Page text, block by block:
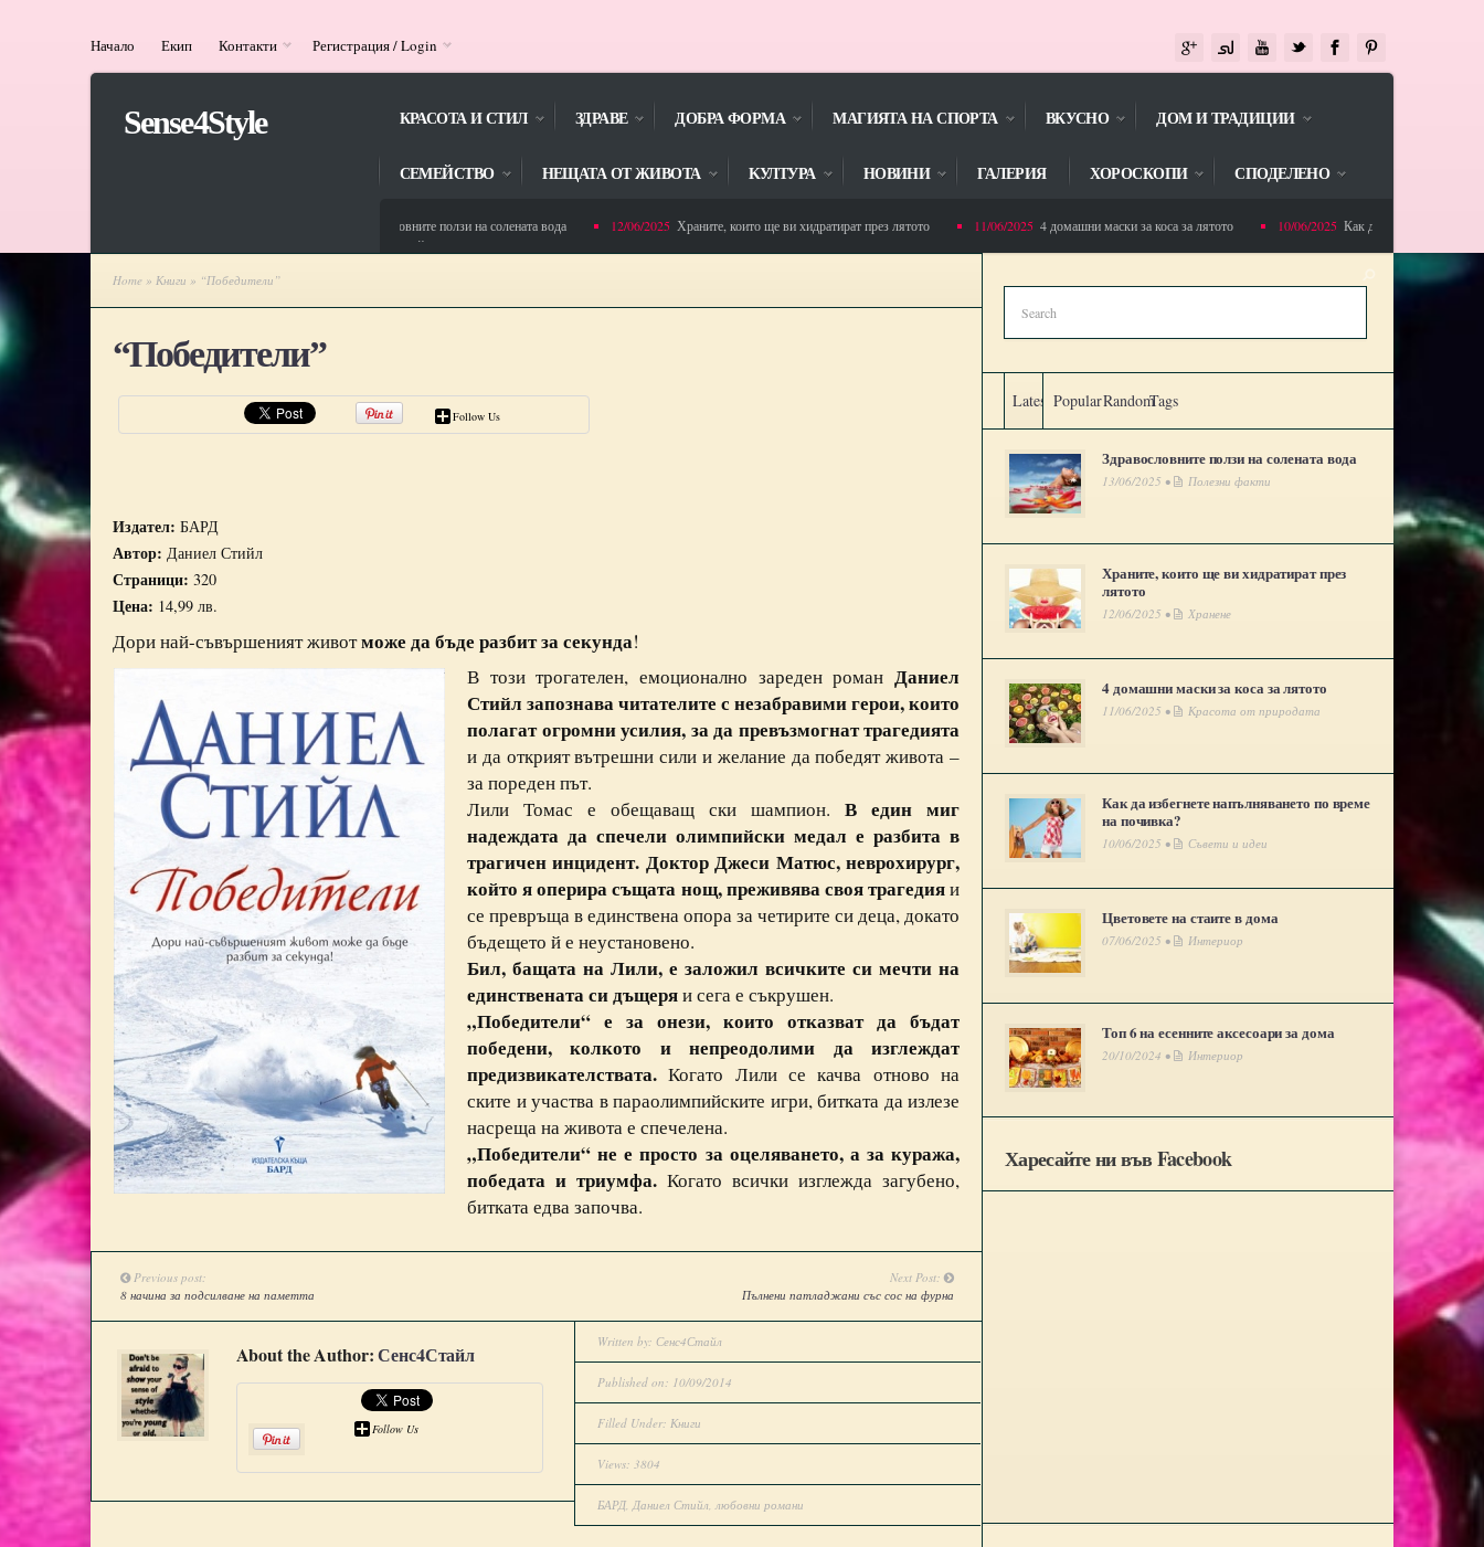
Начало Екип Контакти Регистрация / Login
Sense4Style КРАСОТА И СТИЛ ЗДРАВЕ ДОБРА ФОРМА МАГИЯТА НА СПОРТА ВКУСНО ДОМ И ТРАДИЦИИ
СЕМЕЙСТВО НЕЩАТА ОТ ЖИВОТА KУЛТУРА НОВИНИ ГАЛЕРИЯ ХОРОСКОПИ СПОДЕЛЕНО
Здравословните ползи на солената вода 12/06/2025Храните, които ще ви хидратират през лятото 11/06/20254 домашни маски за коса за лятото 10/06/2025Как да избегнете
Home » Книги » “Победители”
“Победители”
Follow Us
Издател: БАРД
Автор: Даниел Стийл
Страници: 320
Цена: 14,99 лв.
Дори най-съвършеният животможе да бъде разбит за секунда!
В този трогателен, емоционално зареден романДаниел
Стийл запознава читателите с незабравими герои, които
полагат огромни усилия, за да превъзмогнат трагедията
и да открият вътрешни сили и желание да победят живота –
за пореден път.
Лили Томас е обещаващ ски шампион.В един миг
надеждата да спечели олимпийски медал е разбита в
трагичен инцидент. Доктор Джеси Матюс, неврохирург,
който я оперира същата нощ, преживява своя трагедияи
се превръща в единствена опора за четирите си деца, докато
бъдещето й е неустановено.
Бил, бащата на Лили, е заложил всичките си мечти на
единствената си дъщеряи сега е съкрушен.
„Победители“ е за онези, които отказват да бъдат
победени, колкото и непреодолими да изглеждат
предизвикателствата. Когато Лили се качва отново на
ските и участва в параолимпийските игри, битката да излезе
насреща на живота е спечелена.
„Победители“ не е просто за оцеляването, а за куража,
победата и триумфа.Когато всички изглежда загубено,
битката едва започва.
Previous post:
8 начина за подсилване на паметта
Next Post:
Пълнени патладжани със сос на фурна
About the Author:Сенс4Стайл
Follow Us
Written by: Сенс4Стайл
Published on: 10/09/2014
Filled Under: Книги
Views: 3804
БАРД, Даниел Стийл,любовни романи
Latest PopularRandomTags
Здравословните ползи на солената вода
13/06/2025 • Полезни факти
Храните, които ще ви хидратират през
лятото
12/06/2025 • Хранене
4 домашни маски за коса за лятото
11/06/2025 • Красота от природата
Как да избегнете напълняването по време
на почивка?
10/06/2025 • Съвети и идеи
Цветовете на стаите в дома
07/06/2025 • Интериор
Топ 6 на есенните аксесоари за дома
20/10/2024 • Интериор
Харесайте ни във Facebook